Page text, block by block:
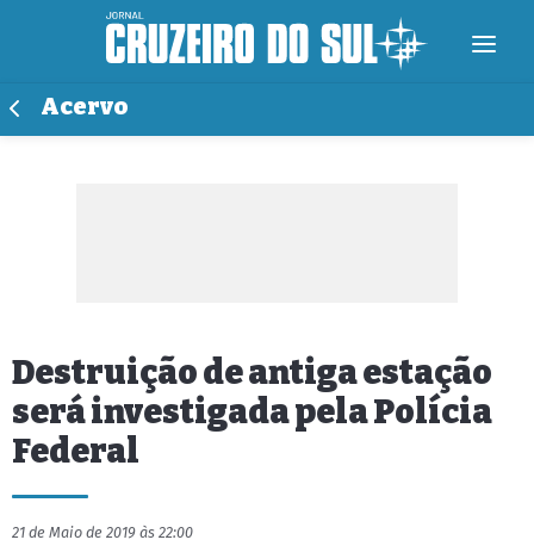
Acervo
Destruição de antiga estação
será investigada pela Polícia
Federal
21 de Maio de 2019 às 22:00